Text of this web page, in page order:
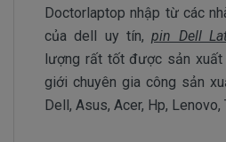
Doctorlaptop nhập từ các
của dell uy tín,pin Dell
lượng rất tốt được sản
giới chuyên gia công sản
Dell, Asus, Acer, Hp, Lenovo,